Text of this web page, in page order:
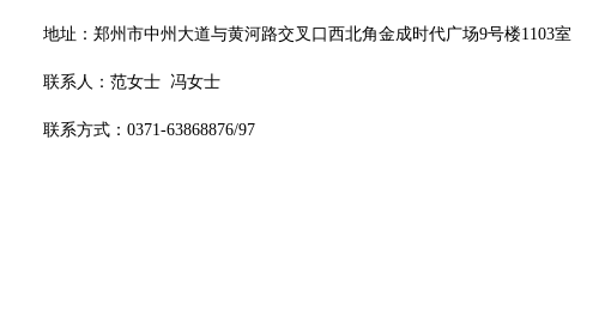
地址：郑州市中州大道与黄河路交叉口西北角金成时代广场9号楼1103室
联系人： 范女士 冯女士
联系方式： 0371-63868876/97